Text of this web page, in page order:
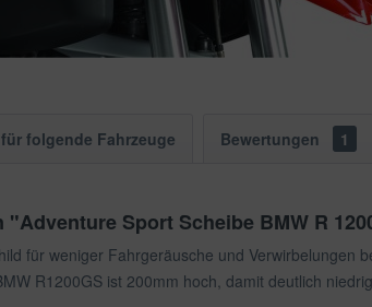
folgende Fahrzeuge Bewertungen 1
Sport Scheibe BMW R
für weniger Fahrgeräusche und
R1200GS ist 200mm hoch, damit deutlich